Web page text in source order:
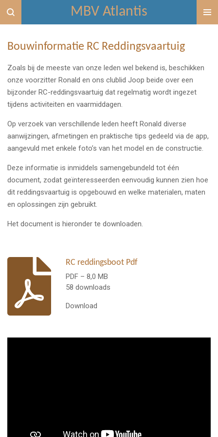
Ga
direct
de
MBV Atlantis
Bouwinformatie RC Reddingsvaartuig
Zoals bij de meeste van onze leden wel bekend is, beschikken
onze voorzitter Ronald en ons clublid Joop beide over een
bijzonder RC-reddingsvaartuig dat regelmatig wordt ingezet
tijdens activiteiten en vaarmiddagen.
Op verzoek van verschillende leden heeft Ronald diverse
aanwijzingen, afmetingen en praktische tips gedeeld via de app,
aangevuld met enkele foto’s van het model en de constructie.
Deze informatie is inmiddels samengebundeld tot één
document, zodat geïnteresseerden eenvoudig kunnen zien hoe
dit reddingsvaartuig is opgebouwd en welke materialen, maten
en oplossingen zijn gebruikt.
Het document is hieronder te downloaden.
RC reddingsboot Pdf
PDF – 8,0 MB
58 downloads
Download